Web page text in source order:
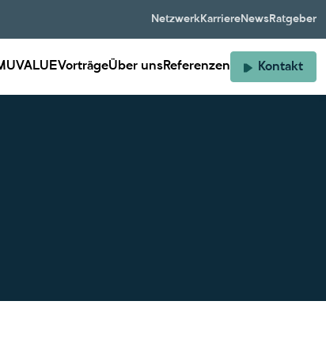
VorträgeÜber unsReferenzen Kontakt
NetzwerkKarriereNewsRatgeber